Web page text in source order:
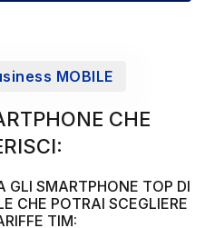
MOBILE
CHE
GLI SMARTPHONE TOP DI
CHE POTRAI SCEGLIERE
TIM: